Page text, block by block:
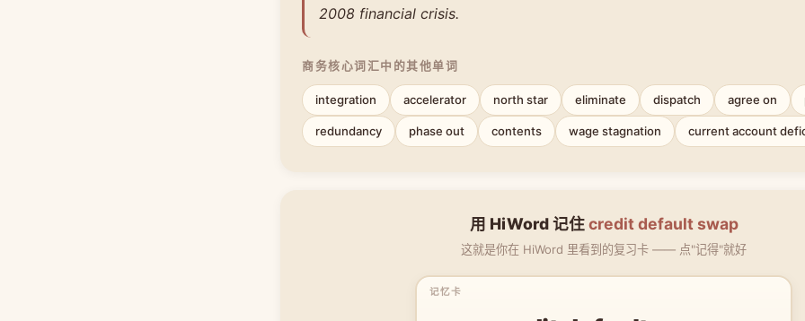
2008 financial crisis.
商务核心词汇中的其他单词
integration accelerator north star eliminate dispatch agree on
redundancy phase out contents wage stagnation current account
用 HiWord 记住credit default swap
这就是你在 HiWord 里看到的复习卡 —— 点"记得"就好